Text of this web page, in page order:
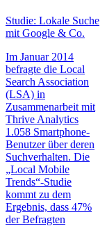
Studie: Lokale Suche
mit Google & Co.
Im Januar 2014
befragte die Local
Search Association
(LSA) in
Zusammenarbeit mit
Thrive Analytics
1.058 Smartphone-
Benutzer über deren
Suchverhalten. Die
„Local Mobile
Trends“-Studie
kommt zu dem
Ergebnis, dass 47%
der Befragten